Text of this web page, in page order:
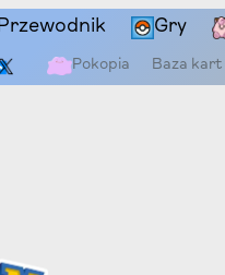
Gry
Pokopia Baza